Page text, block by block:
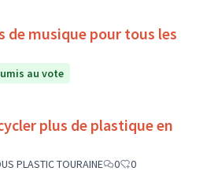
de musique pour tous les
au vote
plus de plastique en
PLASTIC TOURAINE 0
0